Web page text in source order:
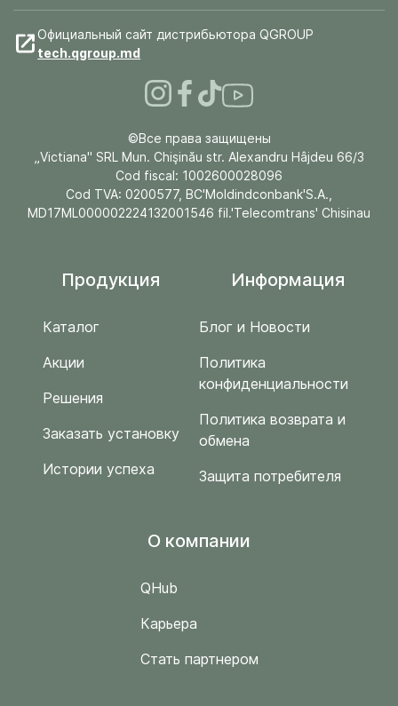
Официальный сайт дистрибьютора QGROUP
tech.qgroup.md
©Все права защищены
„Victiana" SRL Mun. Chişinău str. Alexandru Hâjdeu 66/3
Cod fiscal: 1002600028096
Cod TVA: 0200577, BC'Moldindconbank'S.A.,
MD17ML000002224132001546 fil.'Telecomtrans' Chisinau
Продукция
Каталог
Акции
Решения
Заказать установку
Истории успеха
Информация
Блог и Новости
Политика
конфиденциальности
Политика возврата и
обмена
Защита потребителя
O компании
QHub
Карьера
Стать партнером